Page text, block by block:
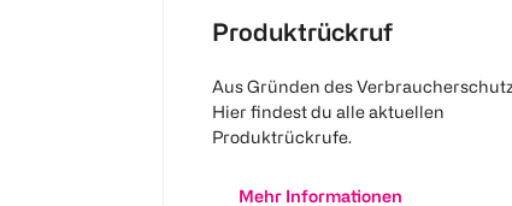
Produktrückruf
Aus Gründen des
Hier findest du alle aktuellen
Produktrückrufe.
Mehr Informationen